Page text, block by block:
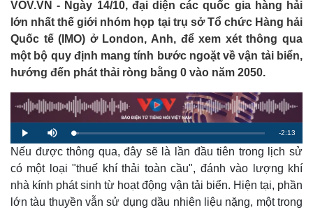
VOV.VN - Ngày 14/10, đại diện các quốc gia hàng hải
lớn nhất thế giới nhóm họp tại trụ sở Tổ chức Hàng hải
Quốc tế (IMO) ở London, Anh, để xem xét thông qua
một bộ quy định mang tính bước ngoặt về vận tải biển,
hướng đến phát thải ròng bằng 0 vào năm 2050.
P
l
a
y
M
u
t
e
L
o
a
d
e
d
3
.
0
7
R
e
m
-2:13
Nếu được thông qua, đây sẽ là lần đầu tiên trong lịch sử
có một loại "thuế khí thải toàn cầu", đánh vào lượng khí
nhà kính phát sinh từ hoạt động vận tải biển. Hiện tại, phần
lớn tàu thuyền vẫn sử dụng dầu nhiên liệu nặng, một trong